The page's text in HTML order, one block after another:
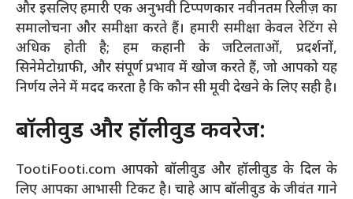
और इसलिए हमारी एक अनुभवी टिप्पणकार नवीनतम रिलीज़ का
समालोचना और समीक्षा करते हैं। हमारी समीक्षा केवल रेटिंग से
अधिक होती है; हम कहानी के जटिलताओं, प्रदर्शनों,
सिनेमेटोग्राफी, और संपूर्ण प्रभाव में खोज करते हैं, जो आपको यह
निर्णय लेने में मदद करता है कि कौन सी मूवी देखने के लिए सही है।
बॉलीवुड और हॉलीवुड कवरेज:
TootiFooti.com आपको बॉलीवुड और हॉलीवुड के दिल के
लिए आपका आभासी टिकट है। चाहे आप बॉलीवुड के जीवंत गाने